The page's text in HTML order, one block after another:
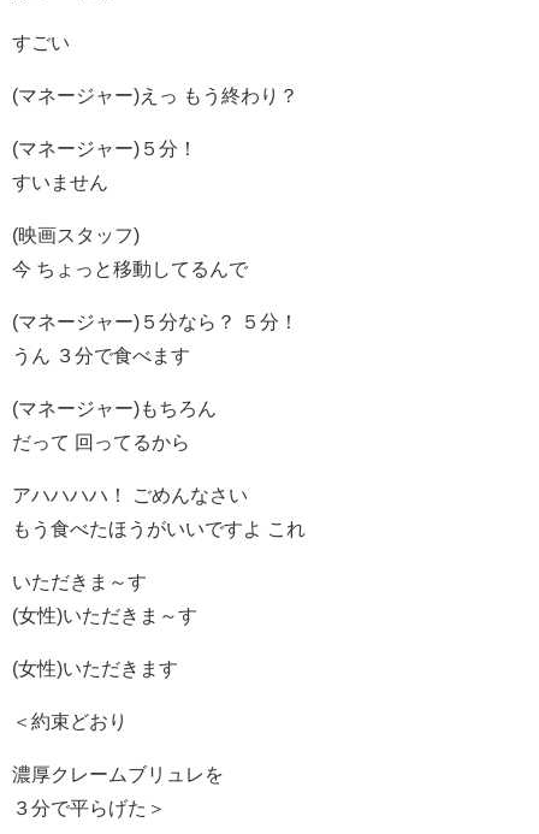
すごい
(マネージャー)えっ もう終わり？
(マネージャー)５分！
すいません
(映画スタッフ)
今 ちょっと移動してるんで
(マネージャー)５分なら？ ５分！
うん ３分で食べます
(マネージャー)もちろん
だって 回ってるから
アハハハハ！ ごめんなさい
もう食べたほうがいいですよ これ
いただきま～す
(女性)いただきま～す
(女性)いただきます
＜約束どおり
濃厚クレームブリュレを
３分で平らげた＞